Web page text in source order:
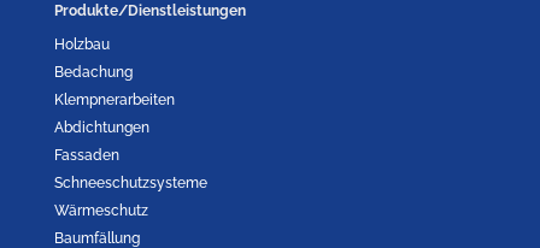
Produkte/Dienstleistungen
Holzbau
Bedachung
Klempnerarbeiten
Abdichtungen
Fassaden
Schneeschutzsysteme
Wärmeschutz
Baumfällung